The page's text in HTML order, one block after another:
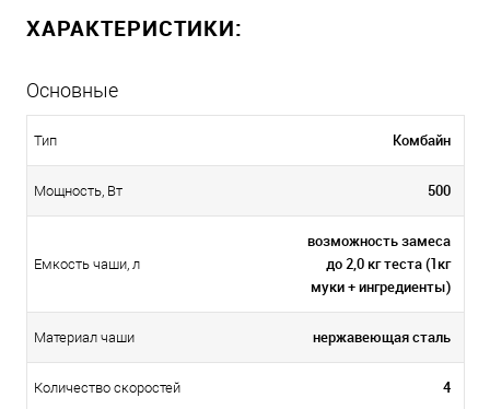
ХАРАКТЕРИСТИКИ:
Основные
Тип Комбайн
Мощность, Вт 500
Емкость чаши, л
возможность замеса
до 2,0 кг теста (1кг
муки + ингредиенты)
Материал чаши нержавеющая сталь
Количество скоростей 4